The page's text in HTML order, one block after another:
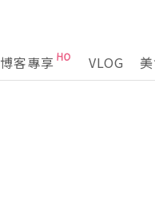
博客專享 VLOG